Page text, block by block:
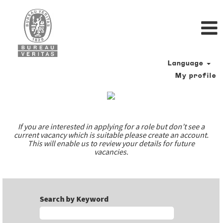
Language
My profile
If you are interested in applying for a role but don’t see a
current vacancy which is suitable please create an account.
This will enable us to review your details for future
vacancies.
Search by Keyword